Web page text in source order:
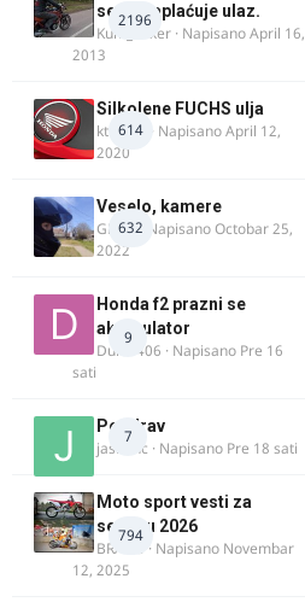
2196
se ne naplaćuje ulaz.
Kum_Mixer · NapisanoApril 16,
2013
614
Silkolene FUCHS ulja
ktm600 · NapisanoApril 12,
2020
632
Veselo, kamere
GR 46· NapisanoOctobar 25,
2022
9
Honda f2 prazni se
akomulator
Dule1406 · Napisano Pre 16
sati
7
Pozdrav
jasminc · Napisano Pre 18 sati
794
Moto sport vesti za
sezonu 2026
BRACO · Napisano Novembar
12, 2025